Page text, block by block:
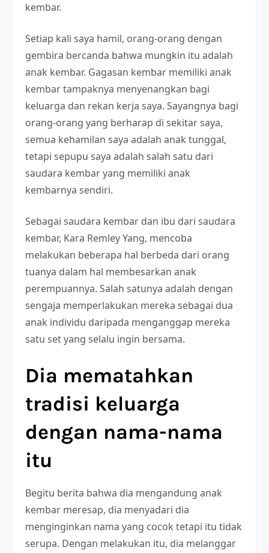
kembar.
Setiap kali saya hamil, orang-orang dengan
gembira bercanda bahwa mungkin itu adalah
anak kembar. Gagasan kembar memiliki anak
kembar tampaknya menyenangkan bagi
keluarga dan rekan kerja saya. Sayangnya bagi
orang-orang yang berharap di sekitar saya,
semua kehamilan saya adalah anak tunggal,
tetapi sepupu saya adalah salah satu dari
saudara kembar yang memiliki anak
kembarnya sendiri.
Sebagai saudara kembar dan ibu dari saudara
kembar, Kara Remley Yang, mencoba
melakukan beberapa hal berbeda dari orang
tuanya dalam hal membesarkan anak
perempuannya. Salah satunya adalah dengan
sengaja memperlakukan mereka sebagai dua
anak individu daripada menganggap mereka
satu set yang selalu ingin bersama.
Dia mematahkan
tradisi keluarga
dengan nama-nama
itu
Begitu berita bahwa dia mengandung anak
kembar meresap, dia menyadari dia
menginginkan nama yang cocok tetapi itu tidak
serupa. Dengan melakukan itu, dia melanggar